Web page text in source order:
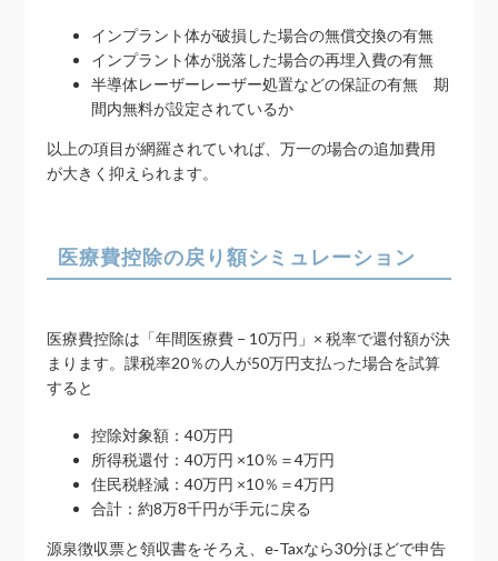
インプラント体が破損した場合の無償交換の有無
インプラント体が脱落した場合の再埋入費の有無
半導体レーザーレーザー処置などの保証の有無 期
間内無料が設定されているか
以上の項目が網羅されていれば、万一の場合の追加費用
が大きく抑えられます。
医療費控除の戻り額シミュレーション
医療費控除は「年間医療費 − 10万円」× 税率で還付額が決
まります。課税率20％の人が50万円支払った場合を試算
すると
控除対象額：40万円
所得税還付：40万円 ×10％＝4万円
住民税軽減：40万円 ×10％＝4万円
合計：約8万8千円が手元に戻る
源泉徴収票と領収書をそろえ、e‑Taxなら30分ほどで申告